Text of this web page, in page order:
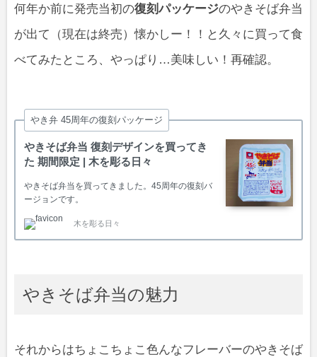
何年か前に発売当初の復刻パッケージのやきそば弁当
が出て（現在は終売）懐かしー！！と久々に買って食
べてみたところ、やっぱり…美味しい！再確認。
やき弁 45周年の復刻パッケージ
やきそば弁当 復刻デザインを買ってき
た 期間限定 | 木を彫る日々
やきそば弁当を買ってきました。45周年の復刻バ
ージョンです。
木を彫る日々
やきそば弁当の魅力
それからはちょこちょこ色んなフレーバーのやきそば